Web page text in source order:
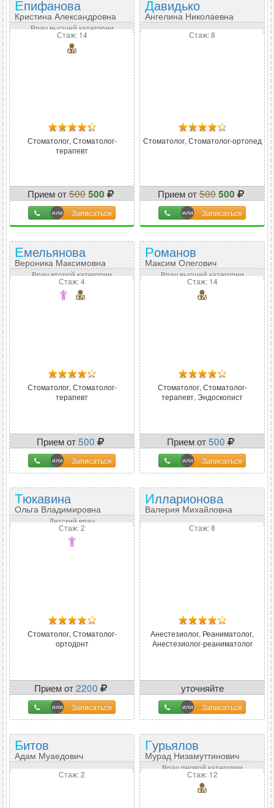
Епифанова
Кристина Александровна
Врач высшей категории
Стаж: 14
Стоматолог, Стоматолог-
терапевт
Прием от500 500
Записаться
Давидько
Ангелина Николаевна
Стаж: 8
Стоматолог, Стоматолог-ортопед
Прием от500 500
Записаться
Емельянова
Вероника Максимовна
Врач второй категории
Стаж: 4
Стоматолог, Стоматолог-
терапевт
Прием от500
Записаться
Романов
Максим Олегович
Врач высшей категории
Стаж: 14
Стоматолог, Стоматолог-
терапевт, Эндоскопист
Прием от500
Записаться
Тюкавина
Ольга Владимировна
Детский врач
Стаж: 2
Стоматолог, Стоматолог-
ортодонт
Прием от2200
Записаться
Илларионова
Валерия Михайловна
Стаж: 8
Анестезиолог, Реаниматолог,
Анестезиолог-реаниматолог
уточняйте
Записаться
Битов
Адам Муаедович
Стаж: 2
Гурьялов
Мурад Низамуттинович
Врач первой категории
Стаж: 12